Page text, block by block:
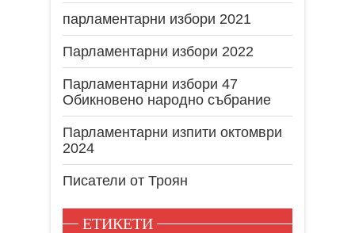
парламентарни избори 2021
Парламентарни избори 2022
Парламентарни избори 47
Обикновено народно събрание
Парламентарни изпити октомври
2024
Писатели от Троян
ЕТИКЕТИ